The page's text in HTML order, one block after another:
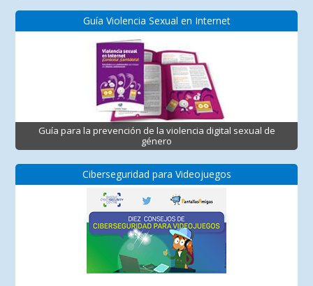
Guía Violencia Sexual en Internet
Guía para la prevención de la violencia digital sexual de
género
Ciberseguridad para Videojuegos